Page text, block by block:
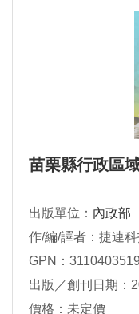
苗栗縣行政區
出版單位： 內政部
作/編/譯者：捷連
GPN：3110403519
出版／創刊日期：
價格：未定價